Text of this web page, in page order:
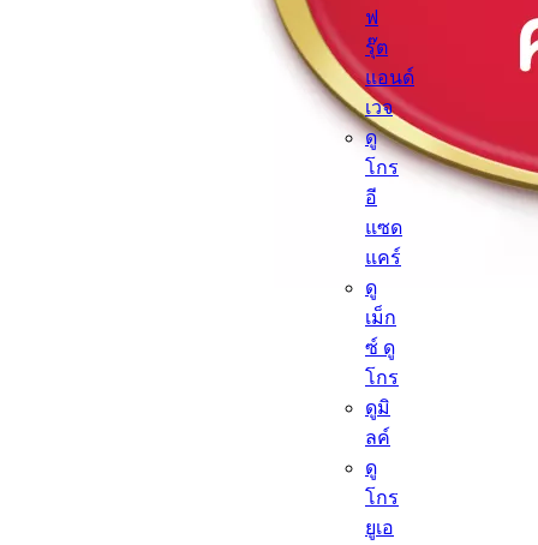
ฟ
รุ๊ต
แอนด์
เวจ
ดู
โกร
อี
แซด
แคร์
ดู
เม็ก
ซ์ ดู
โกร
ดูมิ
ลค์
ดู
โกร
ยูเอ